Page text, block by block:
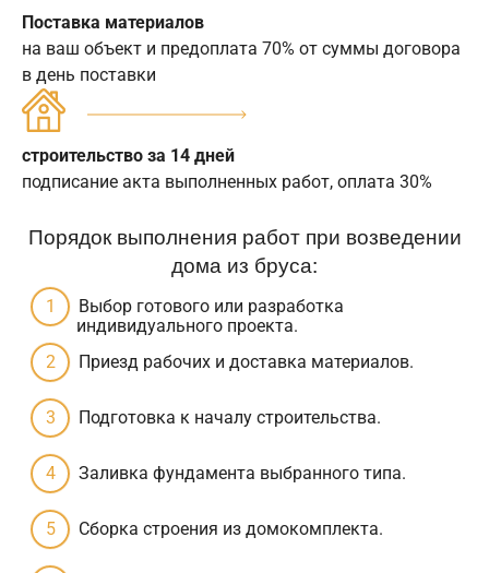
Поставка материалов
на ваш объект и предоплата 70% от суммы договора
в день поставки
строительство за 14 дней
подписание акта выполненных работ, оплата 30%
Порядок выполнения работ при возведении
дома из бруса:
Выбор готового или разработка
индивидуального проекта.
Приезд рабочих и доставка материалов.
Подготовка к началу строительства.
Заливка фундамента выбранного типа.
Сборка строения из домокомплекта.